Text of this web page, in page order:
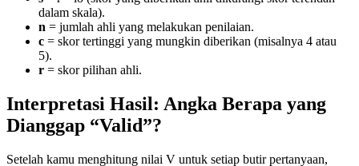
dalam skala).
n = jumlah ahli yang melakukan penilaian.
c = skor tertinggi yang mungkin diberikan (misalnya 4 atau
5).
r = skor pilihan ahli.
Interpretasi Hasil: Angka Berapa yang
Dianggap “Valid”?
Setelah kamu menghitung nilai V untuk setiap butir pertanyaan,